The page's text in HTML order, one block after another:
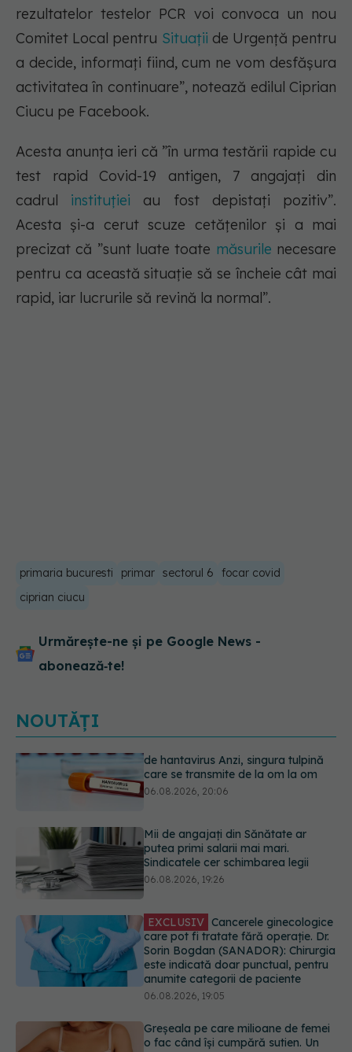
rezultatelor testelor PCR voi convoca un nou
Comitet Local pentru Situații de Urgență pentru
a decide, informați fiind, cum ne vom desfășura
activitatea în continuare”, notează edilul Ciprian
Ciucu pe Facebook.
Acesta anunța ieri că ”în urma testării rapide cu
test rapid Covid-19 antigen, 7 angajați din
cadrul instituției au fost depistați pozitiv”.
Acesta și-a cerut scuze cetățenilor și a mai
precizat că ”sunt luate toate măsurile necesare
pentru ca această situație să se încheie cât mai
rapid, iar lucrurile să revină la normal”.
primaria bucuresti primar sectorul 6
focar covid
ciprian ciucu
Urmărește-ne și pe Google News -
abonează‑te!
NOUTĂȚI
Mii de angajați din Sănătate ar
putea primi salarii mai mari.
EXCLUSIV Cancerele ginecologice
care pot fi tratate fără operație. Dr.
anumite categorii de paciente
06.08.2026, 19:05
Greșeala pe care milioane de femei
o fac când își cumpără sutien. Un
medic explică metoda corectă